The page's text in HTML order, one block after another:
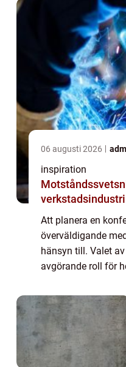
06 augusti 2026
inspiration
verkstadsindustri
Att planera en
överväldigande
hänsyn till. Valet
avgörande roll för
erbjude...